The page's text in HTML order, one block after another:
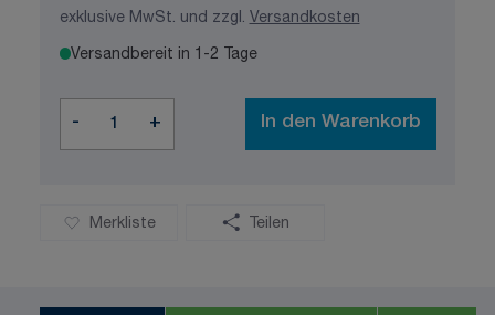
exklusive MwSt. und zzgl. Versandkosten
Versandbereit in 1-2 Tage
- + In den Warenkorb
Merkliste Teilen